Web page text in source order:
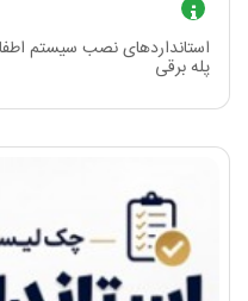
استانداردهای نصب سیستم
پله برقی